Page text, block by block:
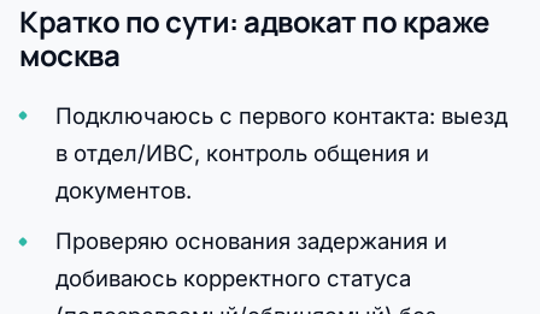
Кратко по сути: адвокат по краже
москва
Подключаюсь с первого контакта: выезд
в отдел/ИВС, контроль общения и
документов.
Проверяю основания задержания и
добиваюсь корректного статуса